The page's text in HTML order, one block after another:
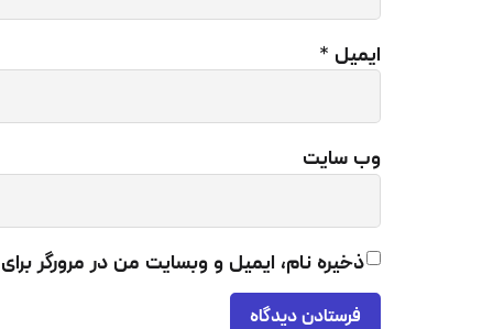
5 دقیقه نگه دارید. در صورتی که
ایمیل *
وب‌ سایت
ذخیره نام، ایمیل و وبسایت من در مرورگر